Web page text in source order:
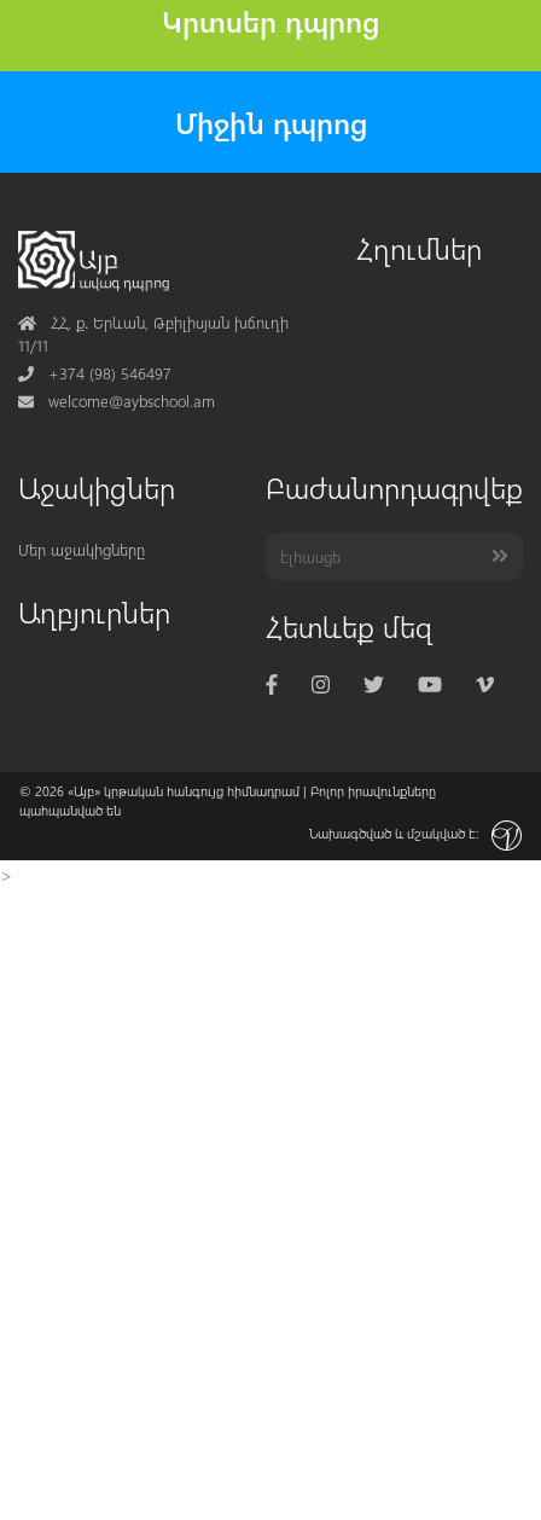
Կրտսեր դպրոց
Միջին դպրոց
AddressՀՀ, ք․ Երևան, Թբիլիսյան խճուղի
11/11
Phone+374 (98) 546497
Mail
welcome@aybschool.am
Հղումներ
Աջակիցներ
Մեր աջակիցները
Աղբյուրներ
Բաժանորդագրվեք
Հետևեք մեզ
© 2026 «Այբ» կրթական հանգույց հիմնադրամ| Բոլոր իրավունքները
պահպանված են
Նախագծված և մշակված է:
>